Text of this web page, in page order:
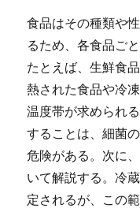
食品はその種類や
るため、各食品ご
たとえば、生鮮食
熱された食品や冷
温度帯が求められ
することは、細菌
危険がある。次に
いて解説する。冷
定されるが、この